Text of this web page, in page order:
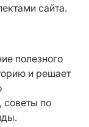
сайта.
полезного
и решает
советы по